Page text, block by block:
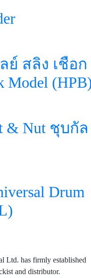
ย์ สลิง เชือก
Model
& Nut ชุบกัล
Drum
Ltd. has firmly established
and distributor.